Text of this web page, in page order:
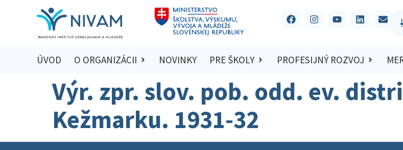
ÚVOD O ORGANIZÁCII NOVINKY PRE ŠKOLY PROFESIJNÝ ROZVOJ
Výr. zpr. slov. pob. odd. ev.
Kežmarku. 1931-32